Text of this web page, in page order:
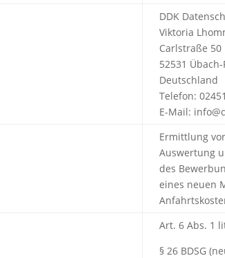
DDK
Viktoria
Carlstraße 50
52531
Deutschland
Telefon:
E-Mail:
Ermittlung
Auswertung
des
eines neuen
Art. 6 Abs. 1
§ 26 BDSG